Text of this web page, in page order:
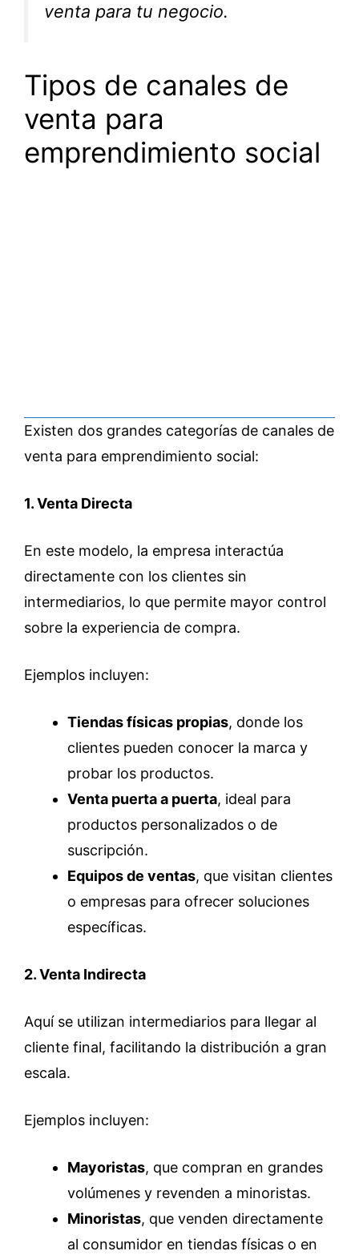
venta para tu negocio.
Tipos de canales de
venta para
emprendimiento social
Existen dos grandes categorías de canales de
venta para emprendimiento social:
1. Venta Directa
En este modelo, la empresa interactúa
directamente con los clientes sin
intermediarios, lo que permite mayor control
sobre la experiencia de compra.
Ejemplos incluyen:
Tiendas físicas propias, donde los
clientes pueden conocer la marca y
probar los productos.
Venta puerta a puerta, ideal para
productos personalizados o de
suscripción.
Equipos de ventas, que visitan clientes
o empresas para ofrecer soluciones
específicas.
2. Venta Indirecta
Aquí se utilizan intermediarios para llegar al
cliente final, facilitando la distribución a gran
escala.
Ejemplos incluyen:
Mayoristas, que compran en grandes
volúmenes y revenden a minoristas.
Minoristas, que venden directamente
al consumidor en tiendas físicas o en